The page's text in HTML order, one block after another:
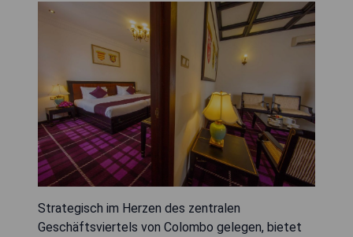
Strategisch im Herzen des zentralen
Geschäftsviertels von Colombo gelegen, bietet